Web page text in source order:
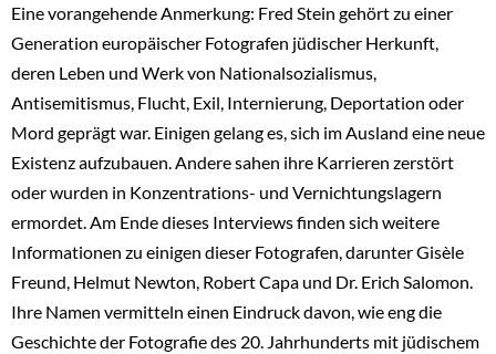
Eine vorangehende Anmerkung: Fred Stein gehört zu einer
Generation europäischer Fotografen jüdischer Herkunft,
deren Leben und Werk von Nationalsozialismus,
Antisemitismus, Flucht, Exil, Internierung, Deportation oder
Mord geprägt war. Einigen gelang es, sich im Ausland eine neue
Existenz aufzubauen. Andere sahen ihre Karrieren zerstört
oder wurden in Konzentrations- und Vernichtungslagern
ermordet. Am Ende dieses Interviews finden sich weitere
Informationen zu einigen dieser Fotografen, darunter Gisèle
Freund, Helmut Newton, Robert Capa und Dr. Erich Salomon.
Ihre Namen vermitteln einen Eindruck davon, wie eng die
Geschichte der Fotografie des 20. Jahrhunderts mit jüdischem